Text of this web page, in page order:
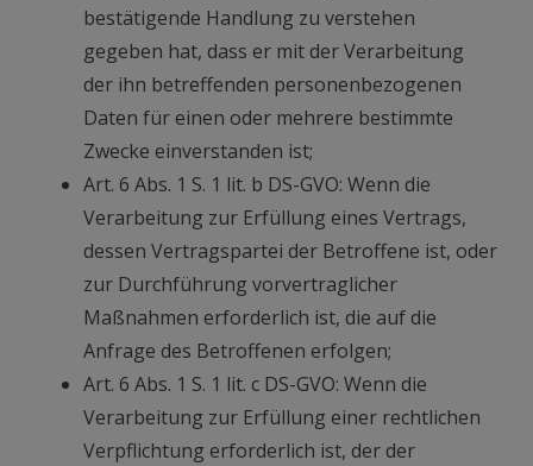
bestätigende Handlung zu verstehen
gegeben hat, dass er mit der Verarbeitung
der ihn betreffenden personenbezogenen
Daten für einen oder mehrere bestimmte
Zwecke einverstanden ist;
Art. 6 Abs. 1 S. 1 lit. b DS-GVO: Wenn die
Verarbeitung zur Erfüllung eines Vertrags,
dessen Vertragspartei der Betroffene ist, oder
zur Durchführung vorvertraglicher
Maßnahmen erforderlich ist, die auf die
Anfrage des Betroffenen erfolgen;
Art. 6 Abs. 1 S. 1 lit. c DS-GVO: Wenn die
Verarbeitung zur Erfüllung einer rechtlichen
Verpflichtung erforderlich ist, der der